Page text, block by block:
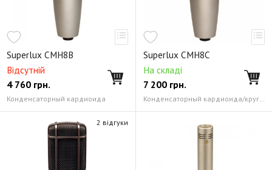
Superlux CMH8B
Відсутній
4 760 грн.
Конденсаторный кардиоида
Superlux CMH8C
На складі
7 200 грн.
Конденсаторный кардиоида/круг/8-ка
2 відгуки